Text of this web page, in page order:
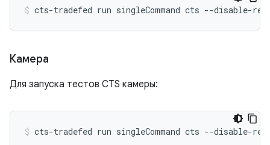
cts-tradefed run singleCommand cts --disable-
Камера
Для запуска тестов CTS камеры:
cts-tradefed run singleCommand cts --disable-